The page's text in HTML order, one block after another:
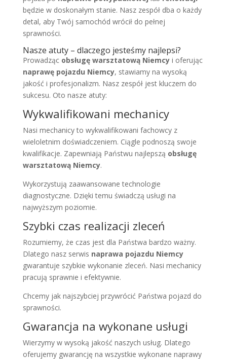
będzie w doskonałym stanie. Nasz zespół dba o każdy
detal, aby Twój samochód wrócił do pełnej
sprawności.
Nasze atuty – dlaczego jesteśmy najlepsi?
Prowadząc obsługę warsztatową Niemcyi oferując
naprawę pojazdu Niemcy, stawiamy na wysoką
jakość i profesjonalizm. Nasz zespół jest kluczem do
sukcesu. Oto nasze atuty:
Wykwalifikowani mechanicy
Nasi mechanicy to wykwalifikowani fachowcy z
wieloletnim doświadczeniem. Ciągle podnoszą swoje
kwalifikacje. Zapewniają Państwu najlepszą obsługę
warsztatową Niemcy.
Wykorzystują zaawansowane technologie
diagnostyczne. Dzięki temu świadczą usługi na
najwyższym poziomie.
Szybki czas realizacji zleceń
Rozumiemy, że czas jest dla Państwa bardzo ważny.
Dlatego nasz serwis naprawa pojazdu Niemcy
gwarantuje szybkie wykonanie zleceń. Nasi mechanicy
pracują sprawnie i efektywnie.
Chcemy jak najszybciej przywrócić Państwa pojazd do
sprawności.
Gwarancja na wykonane usługi
Wierzymy w wysoką jakość naszych usług. Dlatego
oferujemy gwarancję na wszystkie wykonane naprawy